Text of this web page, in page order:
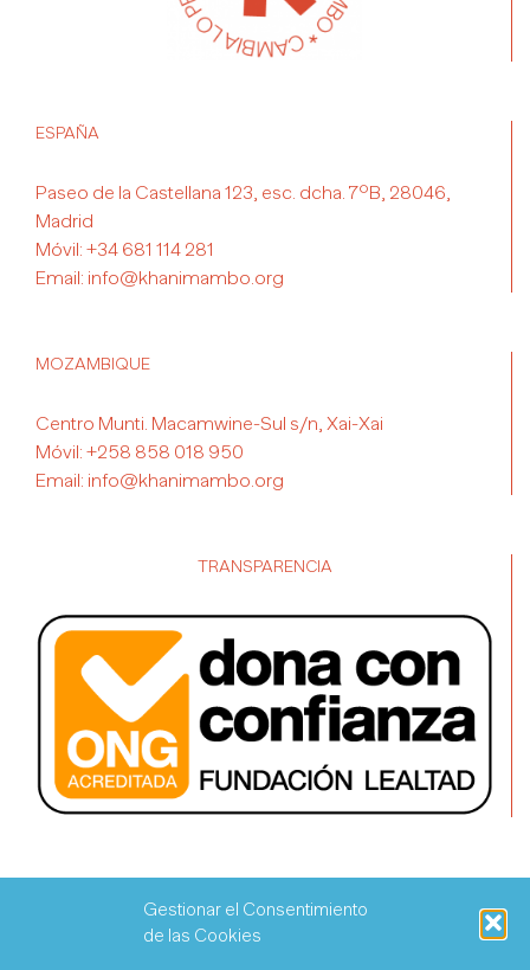
Gestionar el Consentimiento
de las Cookies
ESPAÑA
Paseo de la Castellana 123, esc. dcha. 7ºB, 28046,
Madrid
Móvil: +34 681 114 281
Email: info@khanimambo.org
MOZAMBIQUE
Centro Munti. Macamwine-Sul s/n, Xai-Xai
Móvil: +258 858 018 950
Email: info@khanimambo.org
TRANSPARENCIA